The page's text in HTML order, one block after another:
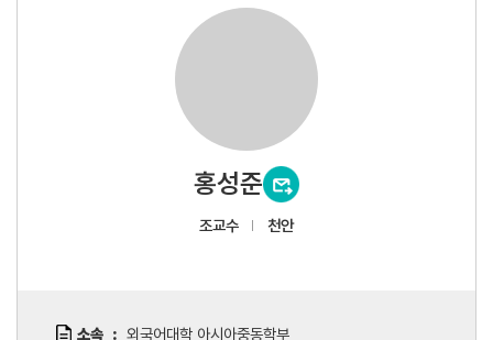
홍성준
조교수 천안
소속 외국어대학 아시아중동학부